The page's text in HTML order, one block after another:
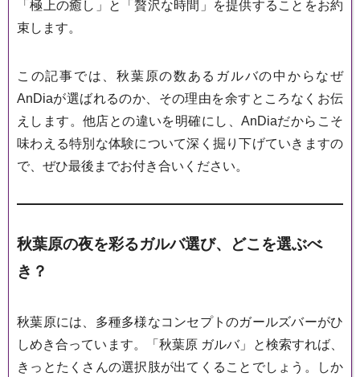
「極上の癒し」と「贅沢な時間」を提供することをお約
束します。
この記事では、秋葉原の数あるガルバの中からなぜ
AnDiaが選ばれるのか、その理由を余すところなくお伝
えします。他店との違いを明確にし、AnDiaだからこそ
味わえる特別な体験について深く掘り下げていきますの
で、ぜひ最後までお付き合いください。
秋葉原の夜を彩るガルバ選び、どこを選ぶべ
き？
秋葉原には、多種多様なコンセプトのガールズバーがひ
しめき合っています。「秋葉原 ガルバ」と検索すれば、
きっとたくさんの選択肢が出てくることでしょう。しか